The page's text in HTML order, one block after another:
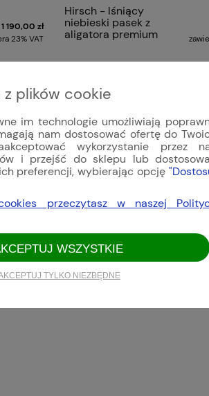
1 190,00 zł
23% VAT
Hirsch - lśniący
niebieski pasek z
aligatora premium
plików cookie
im technologie umożliwiają
nam dostosować ofertę do
wykorzystanie przez
i przejść do sklepu lub
preferencji, wybierając opcję
przeczytasz w naszej
TYLKO NIEZBĘDNE
WSZYSTKIE